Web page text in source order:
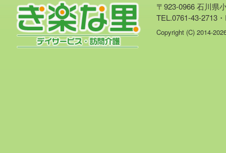
〒923-0966 石川県
TEL.0761-43-2713
Copyright (C) 2014-